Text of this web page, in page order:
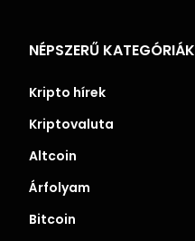
NÉPSZERŰ KATEGÓRIÁK
Kripto hírek
Kriptovaluta
Altcoin
Árfolyam
Bitcoin